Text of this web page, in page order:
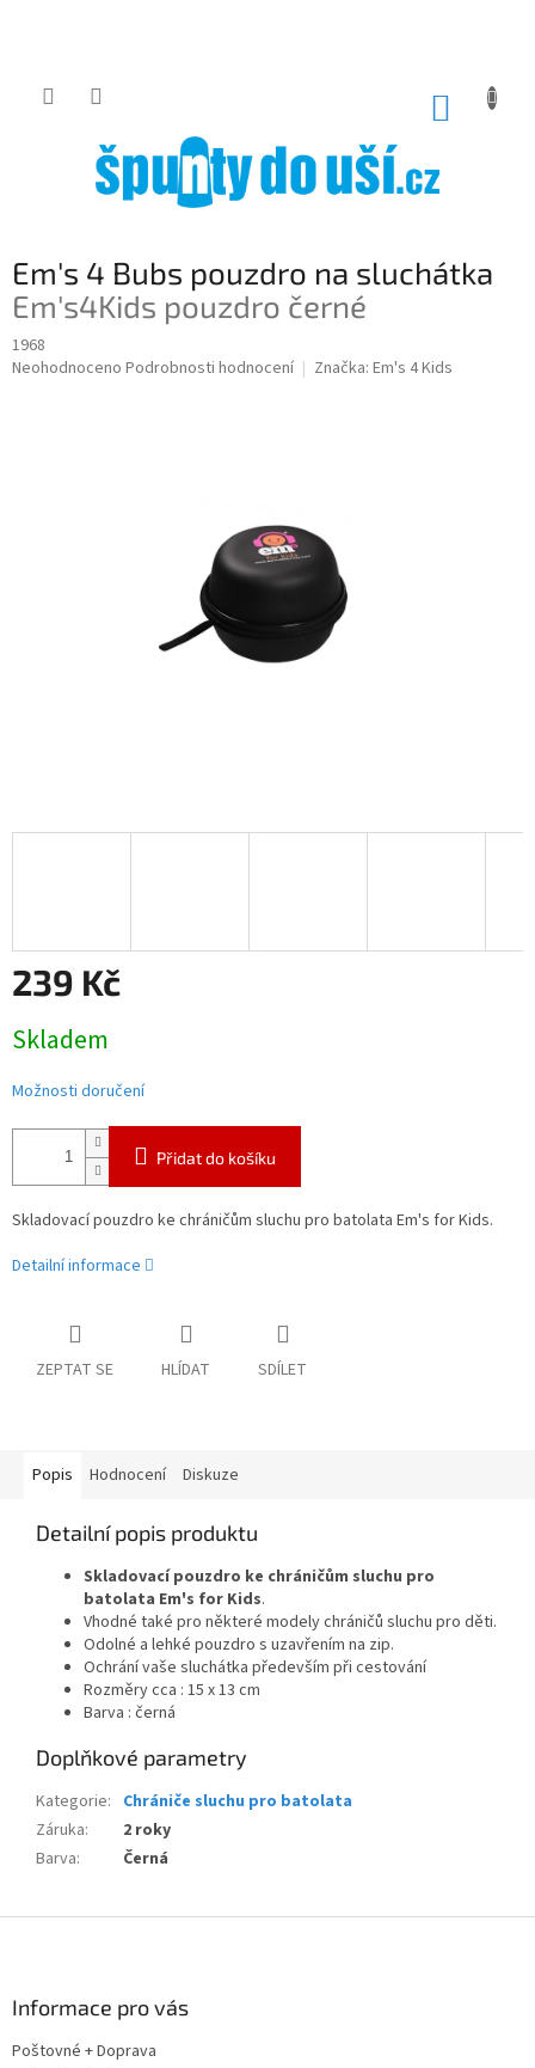
Em's 4 Bubs pouzdro na sluchátka
Em's4Kids pouzdro černé
1968
Průměrné
Neohodnoceno Podrobnosti hodnocení Značka: Em's 4 Kids
239 Kč
cena:
Skladem
Možnosti doručení
Přidat do košíku
Skladovací pouzdro ke chráničům sluchu pro batolata Em's for Kids.
Detailní informace
ZEPTAT SE HLÍDAT SDÍLET
Popis Hodnocení Diskuze
Detailní popis produktu
Skladovací pouzdro ke chráničům sluchu pro
batolata Em's for Kids.
Vhodné také pro některé modely chráničů sluchu pro děti.
Odolné a lehké pouzdro s uzavřením na zip.
Ochrání vaše sluchátka především při cestování
Rozměry cca : 15 x 13 cm
Barva : černá
Doplňkové parametry
Kategorie: Chrániče sluchu pro batolata
Záruka:
2 roky
Barva: Černá
Informace pro vás
Poštovné + Doprava